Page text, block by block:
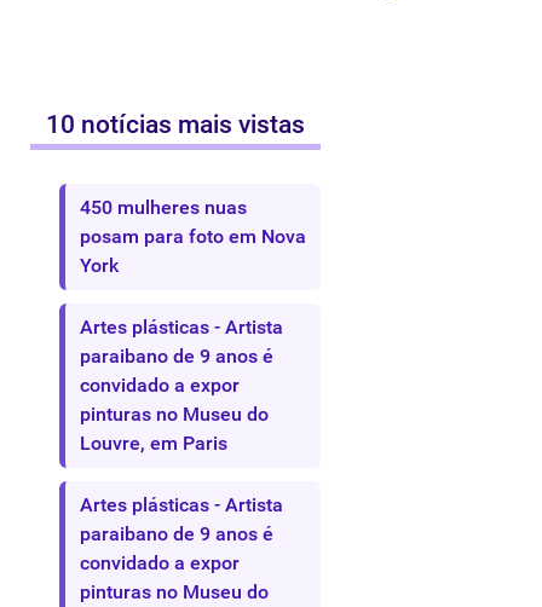
10 notícias mais vistas
450 mulheres nuas
posam para foto em Nova
York
Artes plásticas - Artista
paraibano de 9 anos é
convidado a expor
pinturas no Museu do
Louvre, em Paris
Artes plásticas - Artista
paraibano de 9 anos é
convidado a expor
pinturas no Museu do